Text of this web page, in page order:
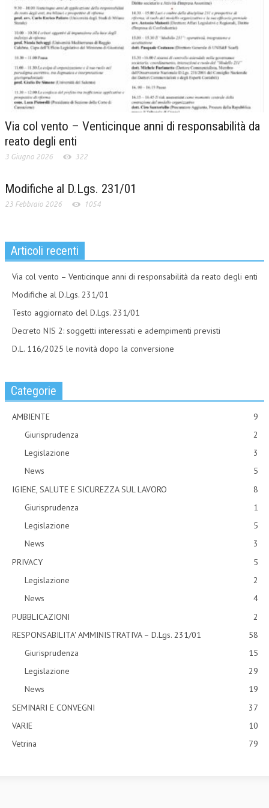
Via col vento – Venticinque anni di responsabilità da
reato degli enti
3 Giugno 2026 322
Modifiche al D.Lgs. 231/01
23 Febbraio 2026 1054
Articoli recenti
Via col vento – Venticinque anni di responsabilità da reato degli enti
Modifiche al D.Lgs. 231/01
Testo aggiornato del D.Lgs. 231/01
Decreto NIS 2: soggetti interessati e adempimenti previsti
D.L. 116/2025 le novità dopo la conversione
Categorie
AMBIENTE
9
Giurisprudenza
2
Legislazione
3
News
5
IGIENE, SALUTE E SICUREZZA SUL LAVORO
8
Giurisprudenza
1
Legislazione
5
News
3
PRIVACY
5
Legislazione
2
News
4
PUBBLICAZIONI
2
RESPONSABILITA' AMMINISTRATIVA – D.Lgs. 231/01
58
Giurisprudenza
15
Legislazione
29
News
19
SEMINARI E CONVEGNI
37
VARIE
10
Vetrina
79